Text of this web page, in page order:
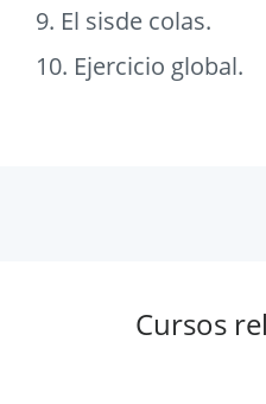
9. El sisde colas.
10. Ejercicio global.
Cursos